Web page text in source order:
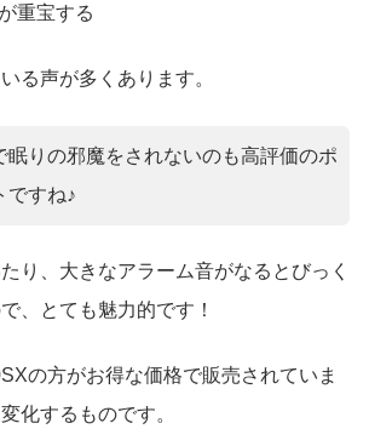
重宝する
る声が多くあります。
眠りの邪魔をされないのも高評価のポ
ですね♪
り、大きなアラーム音がなるとびっく
、とても魅力的です！
の方がお得な価格で販売されていま
化するものです。